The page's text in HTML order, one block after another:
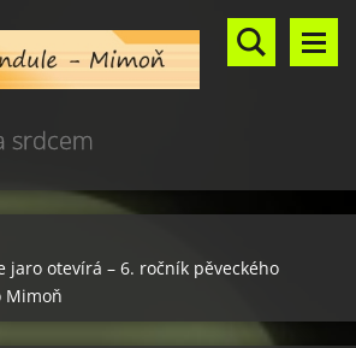
srdcem
jaro otevírá – 6. ročník pěveckého
Mimoň